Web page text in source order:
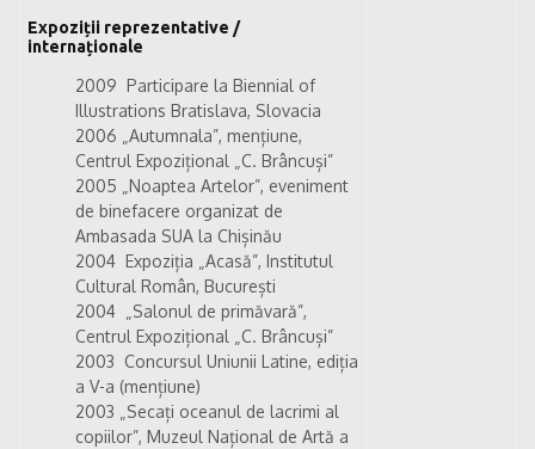
Expoziții reprezentative /
internaționale
2009 Participare la Biennial of
Illustrations Bratislava, Slovacia
2006 „Autumnala”, mențiune,
Centrul Expozițional „C. Brâncuși”
2005 „Noaptea Artelor”, eveniment
de binefacere organizat de
Ambasada SUA la Chișinău
2004 Expoziția „Acasă”, Institutul
Cultural Român, București
2004 „Salonul de primăvară”,
Centrul Expozițional „C. Brâncuși”
2003 Concursul Uniunii Latine, ediția
a V-a (mențiune)
2003 „Secați oceanul de lacrimi al
copiilor”, Muzeul Național de Artă a